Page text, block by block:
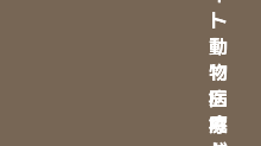
ト
動
物
病
院
ト
動
物
医
療